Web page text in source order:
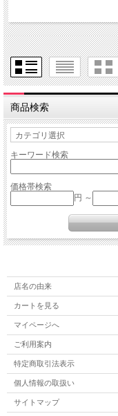
商品検索
キーワード検索
価格帯検索
円 ～
店名の由来
カートを見る
マイページへ
ご利用案内
特定商取引法表示
個人情報の取扱い
サイトマップ